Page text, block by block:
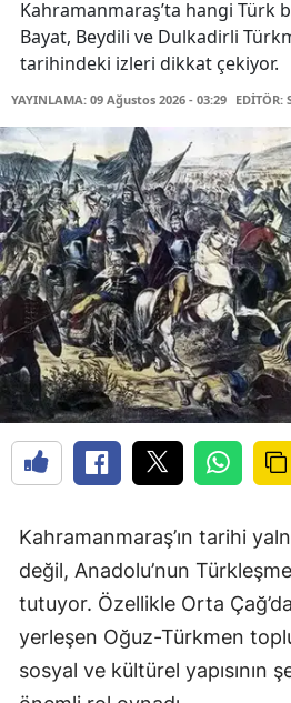
Kahramanmaraş’ta hangi Türk
Bayat, Beydili ve Dulkadirli
tarihindeki izleri dikkat çekiyor.
YAYINLAMA: 09 Ağustos 2026 - 03:29 EDİTÖR:
Kahramanmaraş’ın tarihi
değil, Anadolu’nun
tutuyor. Özellikle Orta
yerleşen Oğuz-Türkmen
sosyal ve kültürel yapısının